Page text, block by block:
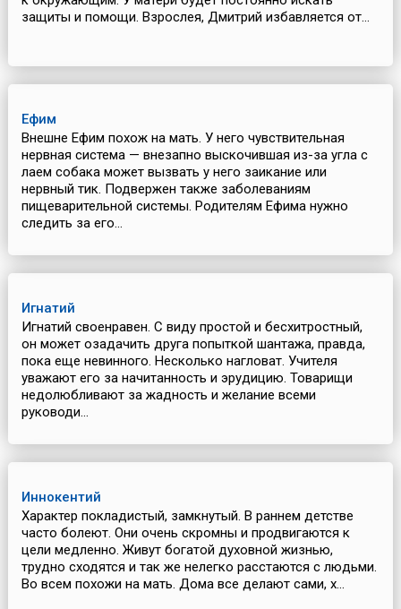
защиты и помощи. Взрослея, Дмитрий избавляется от...
Ефим
Внешне Ефим похож на мать. У него чувствительная
нервная система — внезапно выскочившая из-за угла с
лаем собака может вызвать у него заикание или
нервный тик. Подвержен также заболеваниям
пищеварительной системы. Родителям Ефима нужно
следить за его...
Игнатий
Игнатий своенравен. С виду простой и бесхитростный,
он может озадачить друга попыткой шантажа, правда,
пока еще невинного. Несколько нагловат. Учителя
уважают его за начитанность и эрудицию. Товарищи
недолюбливают за жадность и желание всеми
руководи...
Иннокентий
Характер покладистый, замкнутый. В раннем детстве
часто болеют. Они очень скромны и продвигаются к
цели медленно. Живут богатой духовной жизнью,
трудно сходятся и так же нелегко расстаются с людьми.
Во всем похожи на мать. Дома все делают сами, х...